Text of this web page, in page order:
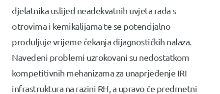
djelatnika uslijed neadekvatnih uvjeta rada s
otrovima i kemikalijama te se potencijalno
produljuje vrijeme čekanja dijagnostičkih nalaza.
Navedeni problemi uzrokovani su nedostatkom
kompetitivnih mehanizama za unaprjeđenje IRI
infrastruktura na razini RH, a upravo će predmetni